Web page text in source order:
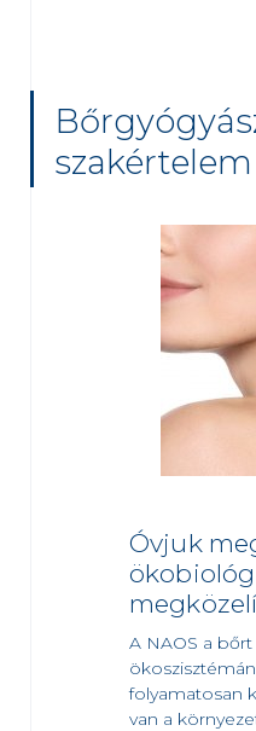
szakértelem
Óvjuk
A NAOS a bőrt
folyamatosan
van a